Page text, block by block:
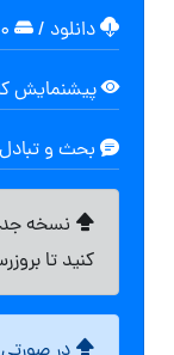
دانلود /
پیشنمایش
بحث و
نسخه
کنید تا